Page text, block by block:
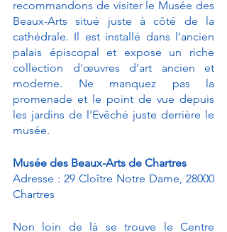
recommandons de visiter le Musée des
Beaux-Arts situé juste à côté de la
cathédrale. Il est installé dans l’ancien
palais épiscopal et expose un riche
collection d'œuvres d’art ancien et
moderne. Ne manquez pas la
promenade et le point de vue depuis
les jardins de l'Evêché juste derrière le
musée.
Musée des Beaux-Arts de Chartres
Adresse : 29 Cloître Notre Dame, 28000
Chartres
Non loin de là se trouve le Centre